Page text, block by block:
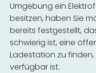
Umgebung ein
besitzen, haben Sie
bereits festgestellt,
schwierig ist, eine
Ladestation zu finden,
verfügbar ist.